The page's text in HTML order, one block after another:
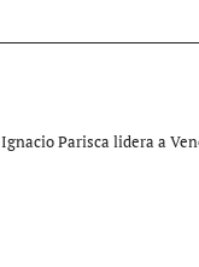
Ignacio Parisca lidera a